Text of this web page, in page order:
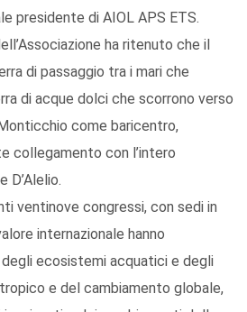
presidente di AIOL APS ETS.
ha ritenuto che il
di passaggio tra i mari che
di acque dolci che scorrono verso
come baricentro,
collegamento con l’intero
D’Alelio.
ventinove congressi, con sedi in
internazionale hanno
ecosistemi acquatici e degli
e del cambiamento globale,